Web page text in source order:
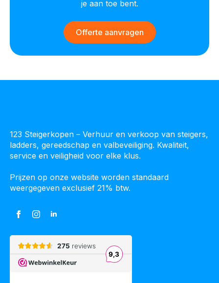
je aan toe bent.
Offerte aanvragen
123 Steigerkopen – Verhuur en verkoop van steigers,
ladders, gereedschap en valbeveiliging. Kwaliteit,
service en veiligheid voor elke klus.
Prijzen op onze website worden standaard
weergegeven exclusief 21% btw.